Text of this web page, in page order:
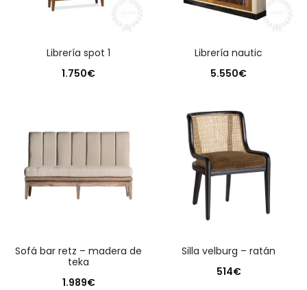
librería spot 1
1.750€
librería nautic
5.550€
sofá bar retz – madera de
teka
1.989€
silla velburg – ratán
514€